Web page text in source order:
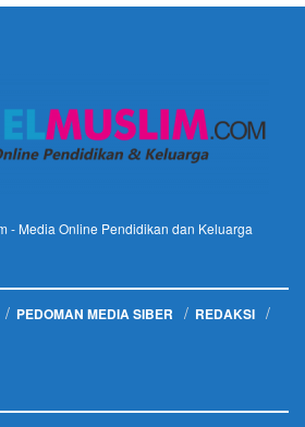
- Media Online Pendidikan dan Keluarga
PEDOMAN MEDIA SIBER
REDAKSI